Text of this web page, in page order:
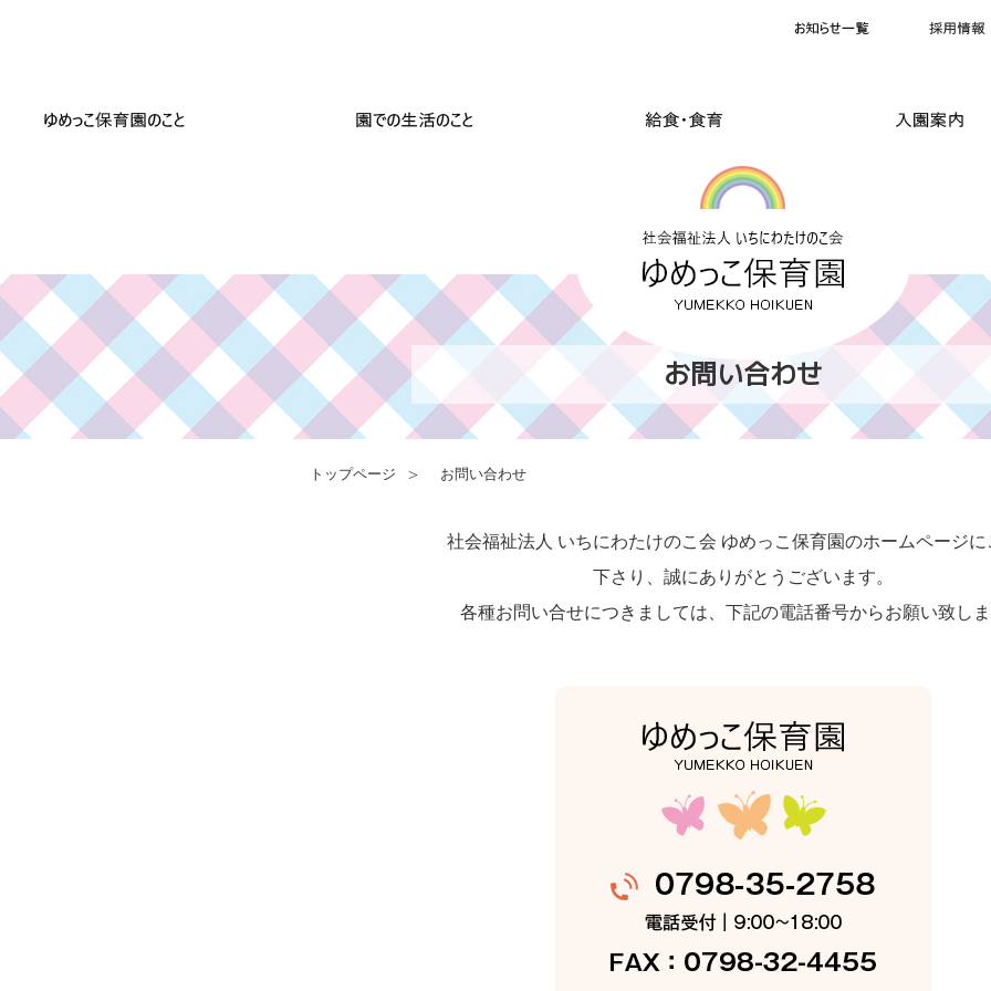
お問い合わせ
トップページ お問い合わせ
社会福祉法人 いちにわたけのこ会 ゆめっこ保育園のホームページに
下さり、誠にありがとうございます。
各種お問い合せにつきましては、下記の電話番号からお願い致しま